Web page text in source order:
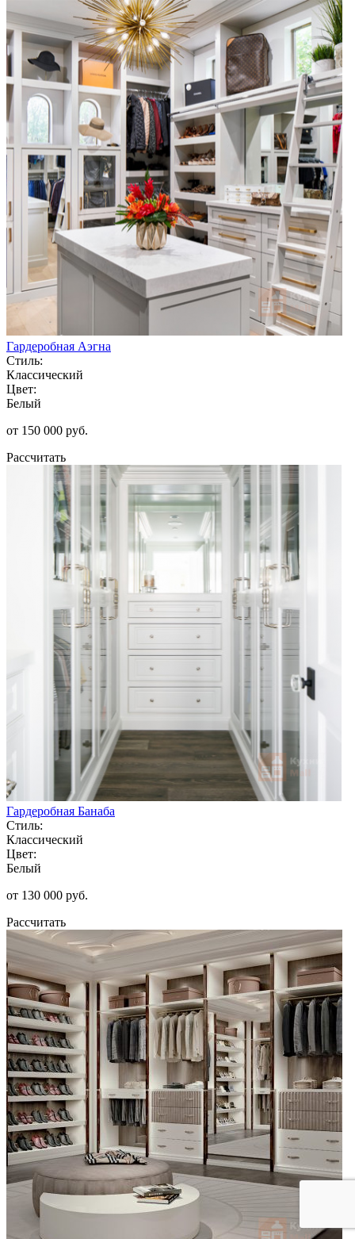
Гардеробная Аэгна
Стиль:
Классический
Цвет:
Белый
от 150 000 руб.
Рассчитать
Гардеробная Банаба
Стиль:
Классический
Цвет:
Белый
от 130 000 руб.
Рассчитать